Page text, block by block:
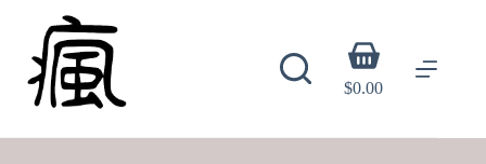
content
Shopping
cart
$0.00